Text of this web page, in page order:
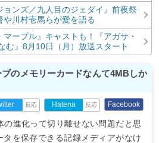
ョンズ／九人目のジェダイ』前夜祭
川村壱馬らが愛を語る
マープル』キャストも！『アガサ・
む』8月10日（月）放送スタート
のメモリーカードなんて4MBしか
反応 Hatena 反応 Facebook
の進化って切り離せない問題だと思
を保存できる記録メディアがなけ